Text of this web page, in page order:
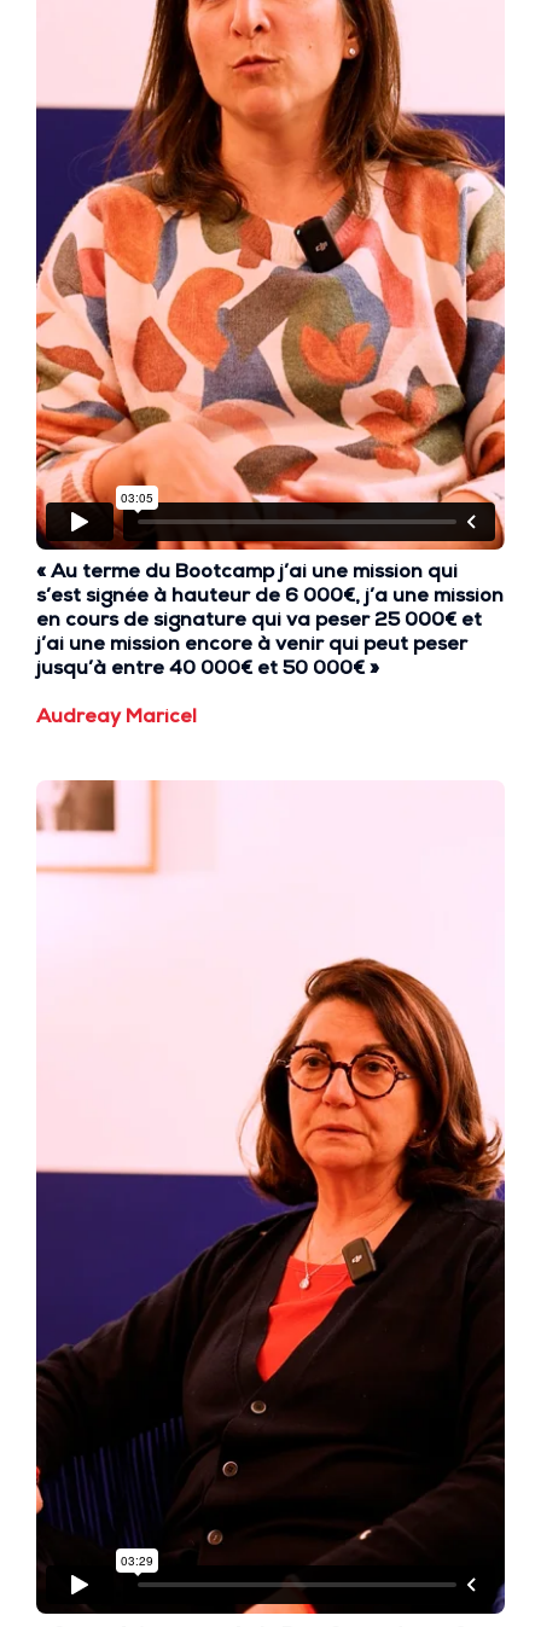
« Au terme du Bootcamp j’ai une mission qui
s’est signée à hauteur de 6 000€, j’a une mission
en cours de signature qui va peser 25 000€et
j’ai une mission encore à venir qui peut peser
jusqu’à entre 40 000€ et 50 000€ »
Audreay Maricel